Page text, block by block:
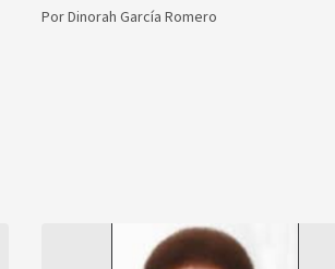
PorDinorah García Romero